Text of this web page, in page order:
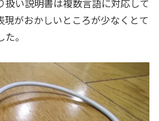
現がおかしいところが少なくとて
。